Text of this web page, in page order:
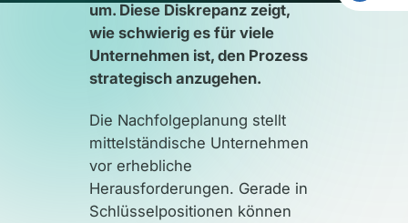
um. Diese Diskrepanz zeigt,
wie schwierig es für viele
Unternehmen ist, den Prozess
strategisch anzugehen.
Die Nachfolgeplanung stellt
mittelständische Unternehmen
vor erhebliche
Herausforderungen. Gerade in
Schlüsselpositionen können